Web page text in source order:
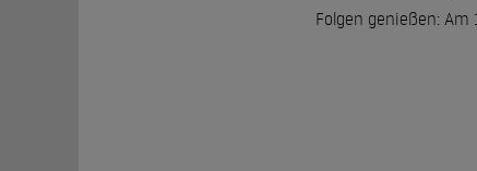
Folgen genießen: